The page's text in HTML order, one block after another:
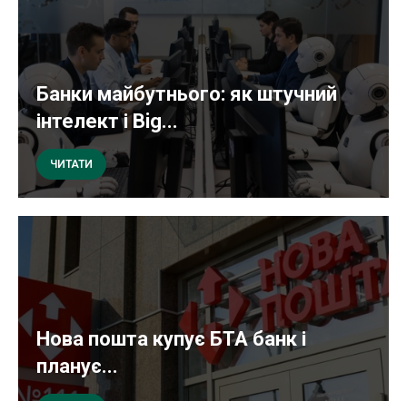
Банки майбутнього: як штучний
інтелект і Big...
ЧИТАТИ
Нова пошта купує БТА банк і
планує...